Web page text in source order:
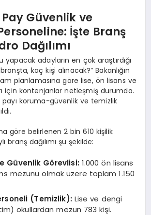
Güvenlik ve
İşte Branş
Dağılımı
yapacak adayların en çok araştırdığı
kaç kişi alınacak?” Bakanlığın
planlamasına göre lise, ön lisans ve
için kontenjanlar netleşmiş durumda.
payı koruma-güvenlik ve temizlik
göre belirlenen 2 bin 610 kişilik
branş dağılımı şu şekilde:
Güvenlik Görevlisi: 1.000 ön lisans
mezunu olmak üzere toplam 1.150
(Temizlik): Lise ve dengi
okullardan mezun 783 kişi.